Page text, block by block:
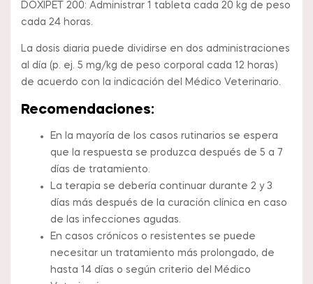
DOXIPET 200: Administrar 1 tableta cada 20 kg de peso
cada 24 horas.
La dosis diaria puede dividirse en dos administraciones
al día (p. ej. 5 mg/kg de peso corporal cada 12 horas)
de acuerdo con la indicación del Médico Veterinario.
Recomendaciones:
En la mayoría de los casos rutinarios se espera
que la respuesta se produzca después de 5 a 7
días de tratamiento.
La terapia se debería continuar durante 2 y 3
días más después de la curación clínica en caso
de las infecciones agudas.
En casos crónicos o resistentes se puede
necesitar un tratamiento más prolongado, de
hasta 14 días o según criterio del Médico